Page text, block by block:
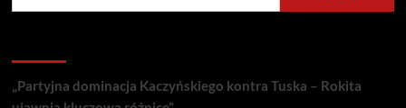
„Partyjna dominacja Kaczyńskiego kontra Tuska – Rokita